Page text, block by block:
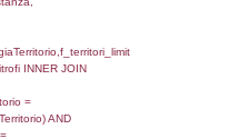
AS DescAltro,
INNER JOIN
=